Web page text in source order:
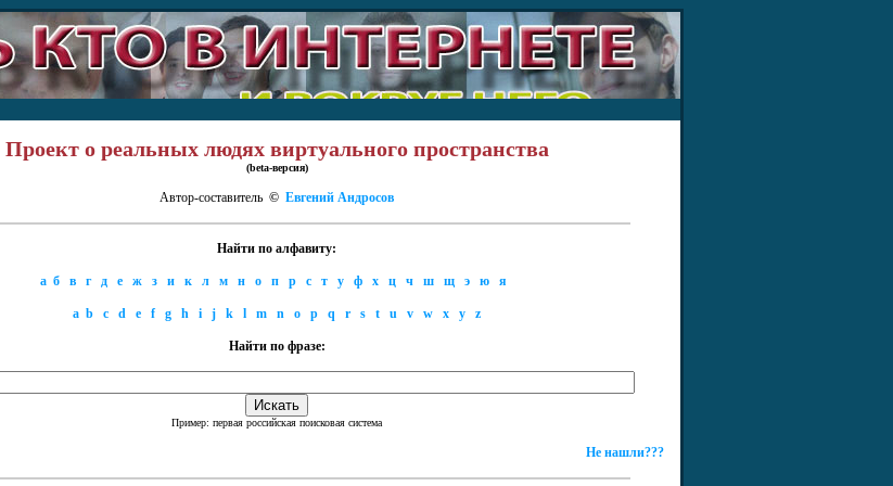
Проект о реальных людях виртуального пространства
(beta-версия)
Автор-составитель © Евгений Андросов
Найти по алфавиту:
а б в г д е ж з и к л м н о п р с т у ф х ц ч ш щ э ю я
a b c d e f g h i j k l m n o p q r s t u v w x y z
Найти по фразе:
Пример: первая российская поисковая система
Не нашли???